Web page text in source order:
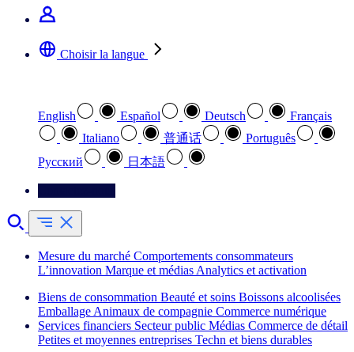
Choisir la langue
English Español Deutsch
Français
Italiano
普通话
Português
Pусский
日本語
Mesure du marché Comportements consommateurs
L’innovation Marque et médias Analytics et activation
Biens de consommation Beauté et soins Boissons alcoolisées
Emballage Animaux de compagnie Commerce numérique
Services financiers Secteur public Médias Commerce de détail
Petites et moyennes entreprises Techn et biens durables